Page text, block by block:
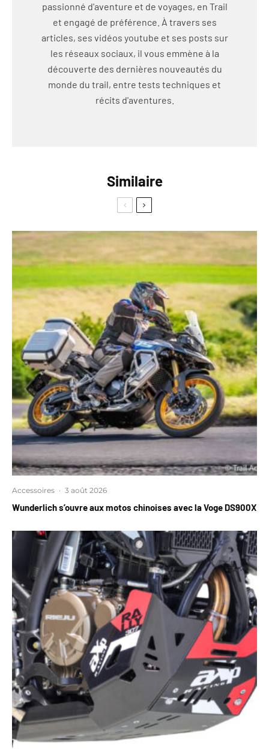
passionné d'aventure et de voyages, en Trail
et engagé de préférence. À travers ses
articles, ses vidéos youtube et ses posts sur
les réseaux sociaux, il vous emmène à la
découverte des dernières nouveautés du
monde du trail, entre tests techniques et
récits d'aventures.
Similaire
Accessoires · 3 août 2026
Wunderlich s’ouvre aux motos chinoises avec la Voge DS900X